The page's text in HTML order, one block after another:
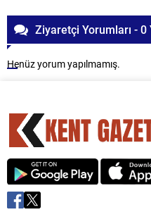
Ziyaretçi Yorumları - 0
Henüz yorum yapılmamış.